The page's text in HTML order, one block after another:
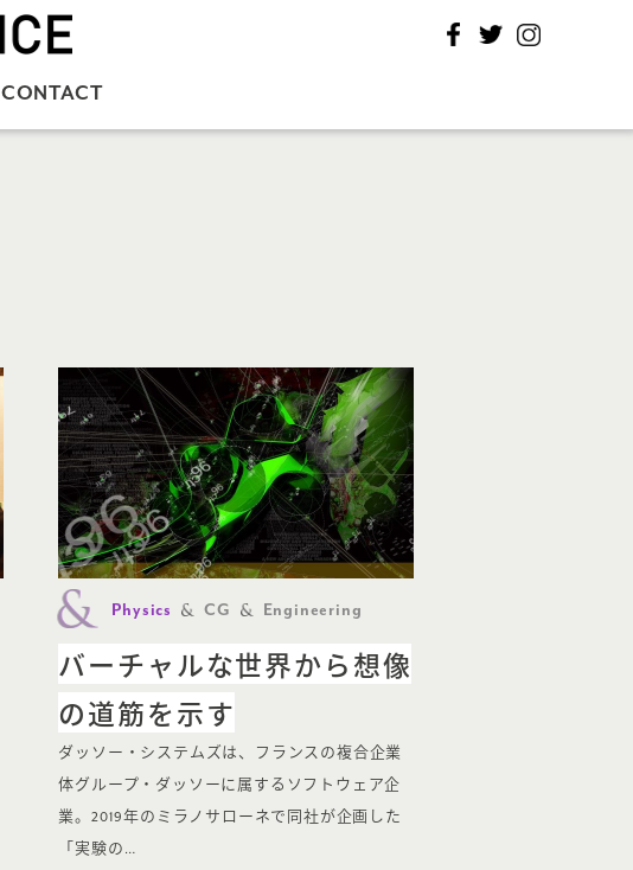
CONTACT
Physics CG Engineering
バーチャルな世界から想像
の道筋を示す
ダッソー・システムズは、フランスの複合企業
体グループ・ダッソーに属するソフトウェア企
業。2019年のミラノサローネで同社が企画した
「実験の…